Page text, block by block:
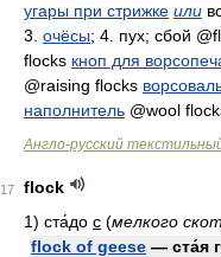
угары при стрижке или
3. очёсы; 4. пух; сбой
flocks кноп для
@raising flocks
наполнитель @wool
Англо-русский
17
flock
1) ста́до с (мелкого
flock of geese — ста́я